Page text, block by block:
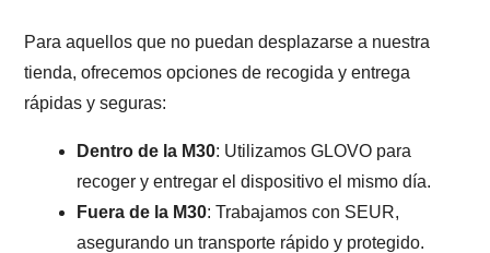
Para aquellos que no puedan desplazarse a nuestra
tienda, ofrecemos opciones de recogida y entrega
rápidas y seguras:
Dentro de la M30: Utilizamos GLOVO para
recoger y entregar el dispositivo el mismo día.
Fuera de la M30: Trabajamos con SEUR,
asegurando un transporte rápido y protegido.